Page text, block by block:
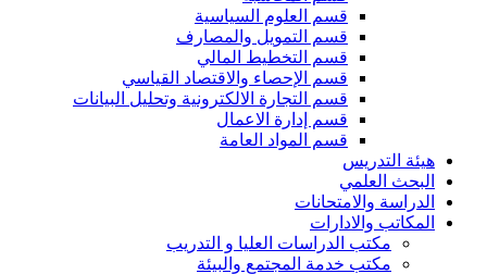
قسم العلوم السياسية
قسم التمويل والمصارف
قسم التخطيط المالي
قسم الإحصاء والاقتصاد القياسي
قسم التجارة الالكترونية وتحليل البيانات
قسم إدارة الاعمال
قسم المواد العامة
هيئة التدريس
البحث العلمي
الدراسة والامتحانات
المكاتب والادارات
مكتب الدراسات العليا و التدريب
مكتب خدمة المجتمع والبيئة